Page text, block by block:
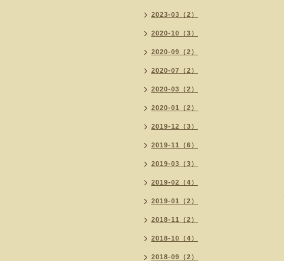
2023-03（2）
2020-10（3）
2020-09（2）
2020-07（2）
2020-03（2）
2020-01（2）
2019-12（3）
2019-11（6）
2019-03（3）
2019-02（4）
2019-01（2）
2018-11（2）
2018-10（4）
2018-09（2）